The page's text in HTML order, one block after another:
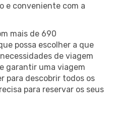
e conveniente com a
mais de 690
possa escolher a que
de viagem
garantir uma viagem
para descobrir todos os
para reservar os seus